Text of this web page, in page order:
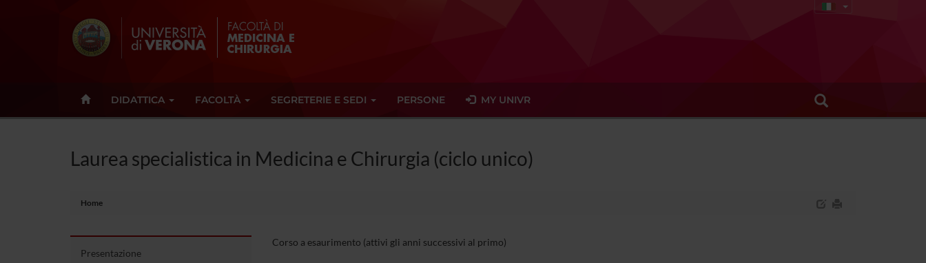
DIDATTICA FACOLTÀ SEGRETERIE E SEDI PERSONE MY UNIVR
Laurea specialistica in Medicina e Chirurgia (ciclo unico)
Home
Presentazione
Corso a esaurimento (attivi gli anni successivi al primo)